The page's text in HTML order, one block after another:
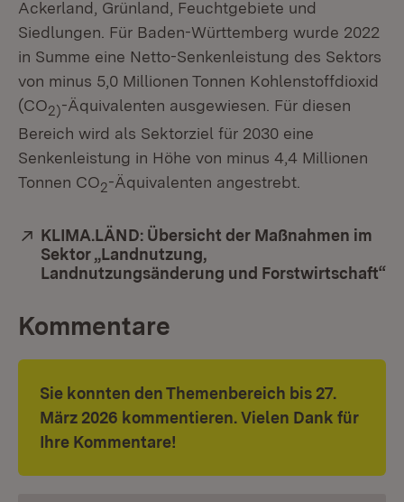
Ackerland, Grünland, Feuchtgebiete und
Siedlungen. Für Baden-Württemberg wurde 2022
in Summe eine Netto-Senkenleistung des Sektors
von minus 5,0 Millionen Tonnen Kohlenstoffdioxid
(CO2)-Äquivalenten ausgewiesen. Für diesen
Bereich wird als Sektorziel für 2030 eine
Senkenleistung in Höhe von minus 4,4 Millionen
Tonnen CO2-Äquivalenten angestrebt.
Extern:
KLIMA.LÄND: Übersicht der Maßnahmen im
Sektor „Landnutzung,
Landnutzungsänderung und Forstwirtschaft“
Kommentare
Sie konnten den Themenbereich bis 27.
März 2026 kommentieren. Vielen Dank für
Ihre Kommentare!